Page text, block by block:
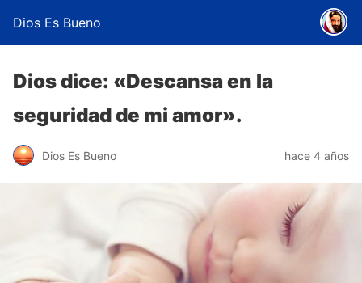
Dios Es Bueno
Dios dice: «Descansa en la
seguridad de mi amor».
Dios Es Bueno hace 4 años